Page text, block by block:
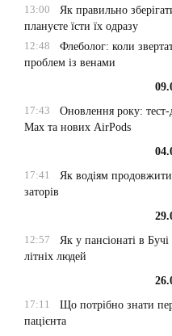
13:00
Як правильно
плануєте їсти їх одразу
12:48
Флеболог: коли
проблем із венами
17:43
Оновлення року:
Max та нових AirPods
17:41
Як водіям
заторів
12:57
Як у пансіонаті в
літніх людей
17:11
Що потрібно знати
пацієнта